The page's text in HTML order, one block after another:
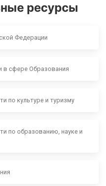
ресурсы
Федерации
в сфере Образования
по культуре и туризму
по образованию, науке и